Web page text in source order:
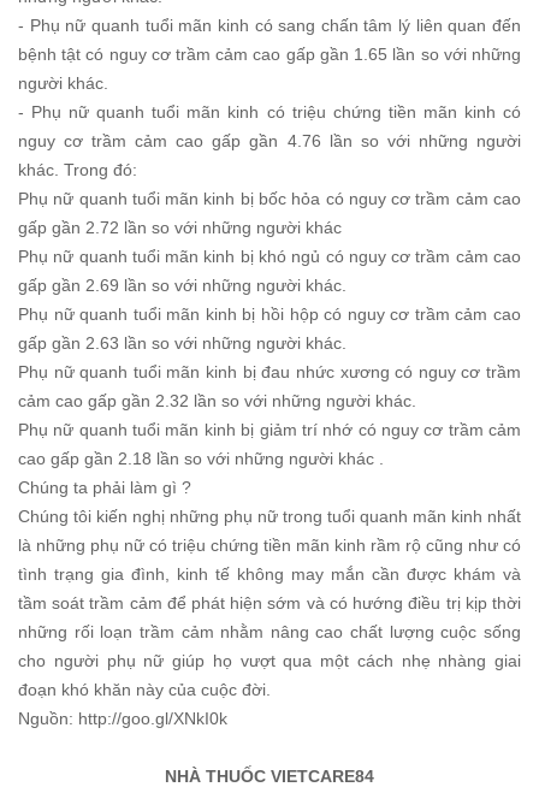
- Phụ nữ quanh tuổi mãn kinh có sang chấn tâm lý liên quan đến
bệnh tật có nguy cơ trầm cảm cao gấp gần 1.65 lần so với những
người khác.
- Phụ nữ quanh tuổi mãn kinh có triệu chứng tiền mãn kinh có
nguy cơ trầm cảm cao gấp gần 4.76 lần so với những người
khác. Trong đó:
Phụ nữ quanh tuổi mãn kinh bị bốc hỏa có nguy cơ trầm cảm cao
gấp gần 2.72 lần so với những người khác
Phụ nữ quanh tuổi mãn kinh bị khó ngủ có nguy cơ trầm cảm cao
gấp gần 2.69 lần so với những người khác.
Phụ nữ quanh tuổi mãn kinh bị hồi hộp có nguy cơ trầm cảm cao
gấp gần 2.63 lần so với những người khác.
Phụ nữ quanh tuổi mãn kinh bị đau nhức xương có nguy cơ trầm
cảm cao gấp gần 2.32 lần so với những người khác.
Phụ nữ quanh tuổi mãn kinh bị giảm trí nhớ có nguy cơ trầm cảm
cao gấp gần 2.18 lần so với những người khác .
Chúng ta phải làm gì ?
Chúng tôi kiến nghị những phụ nữ trong tuổi quanh mãn kinh nhất
là những phụ nữ có triệu chứng tiền mãn kinh rầm rộ cũng như có
tình trạng gia đình, kinh tế không may mắn cần được khám và
tầm soát trầm cảm để phát hiện sớm và có hướng điều trị kịp thời
những rối loạn trầm cảm nhằm nâng cao chất lượng cuộc sống
cho người phụ nữ giúp họ vượt qua một cách nhẹ nhàng giai
đoạn khó khăn này của cuộc đời.
Nguồn: http://goo.gl/XNkI0k
NHÀ THUỐC VIETCARE84